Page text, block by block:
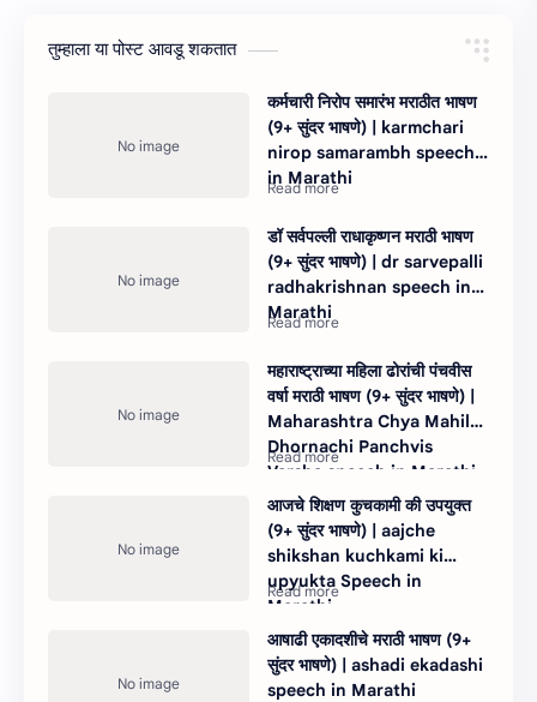
तुम्‍हाला या पोस्‍ट आवडू शकतात
कर्मचारी निरोप समारंभ मराठीत भाषण
(9+ सुंदर भाषणे) | karmchari
nirop samarambh speech
in Marathi
डॉ सर्वपल्ली राधाकृष्णन मराठी भाषण
(9+ सुंदर भाषणे) | dr sarvepalli
radhakrishnan speech in
Marathi
महाराष्ट्राच्या महिला ढोरांची पंचवीस
वर्षा मराठी भाषण (9+ सुंदर भाषणे) |
Maharashtra Chya Mahila
Dhornachi Panchvis
Varsha speech in Marathi
आजचे शिक्षण कुचकामी की उपयुक्त
(9+ सुंदर भाषणे) | aajche
shikshan kuchkami ki
upyukta Speech in
Marathi
आषाढी एकादशीचे मराठी भाषण (9+
सुंदर भाषणे) | ashadi ekadashi
speech in Marathi